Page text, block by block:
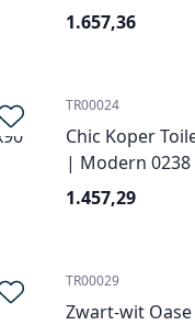
1.657,36
TR00024
Chic Koper
| Modern 0238
1.457,29
TR00029
Zwart-wit